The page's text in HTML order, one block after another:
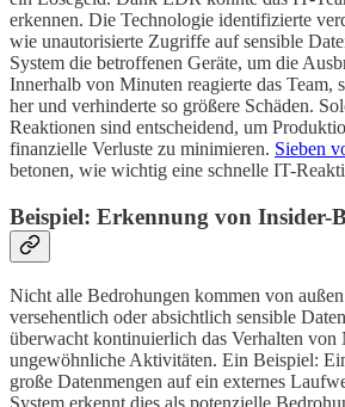
erkennen. Die Technologie identifizierte
wie unautorisierte Zugriffe auf sensible
System die betroffenen Geräte, um die
Innerhalb von Minuten reagierte das Team,
her und verhinderte so größere Schäden.
Reaktionen sind entscheidend, um
finanzielle Verluste zu minimieren. Sieben
betonen, wie wichtig eine schnelle IT-
Beispiel: Erkennung von Insider-
Nicht alle Bedrohungen kommen von
versehentlich oder absichtlich sensible
überwacht kontinuierlich das Verhalten von
ungewöhnliche Aktivitäten. Ein Beispiel:
große Datenmengen auf ein externes
System erkennt dies als potenzielle